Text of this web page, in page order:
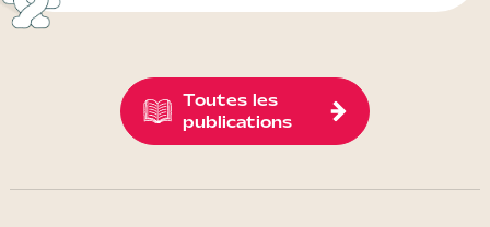
Toutes les
publications